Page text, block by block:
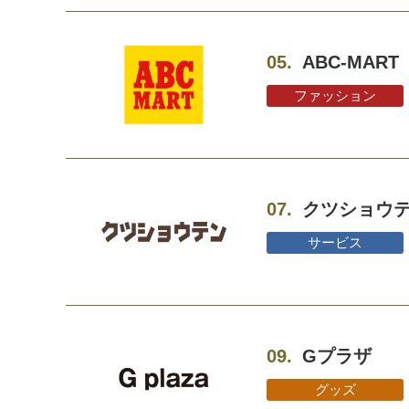
05. ABC-MART
ファッション
07. クツショウ
サービス
09. Gプラザ
グッズ